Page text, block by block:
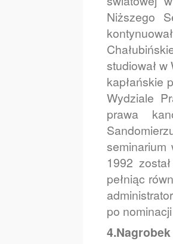
Niższego
studiował
kapłańskie
Wydziale
prawa
1992
pełniąc
po